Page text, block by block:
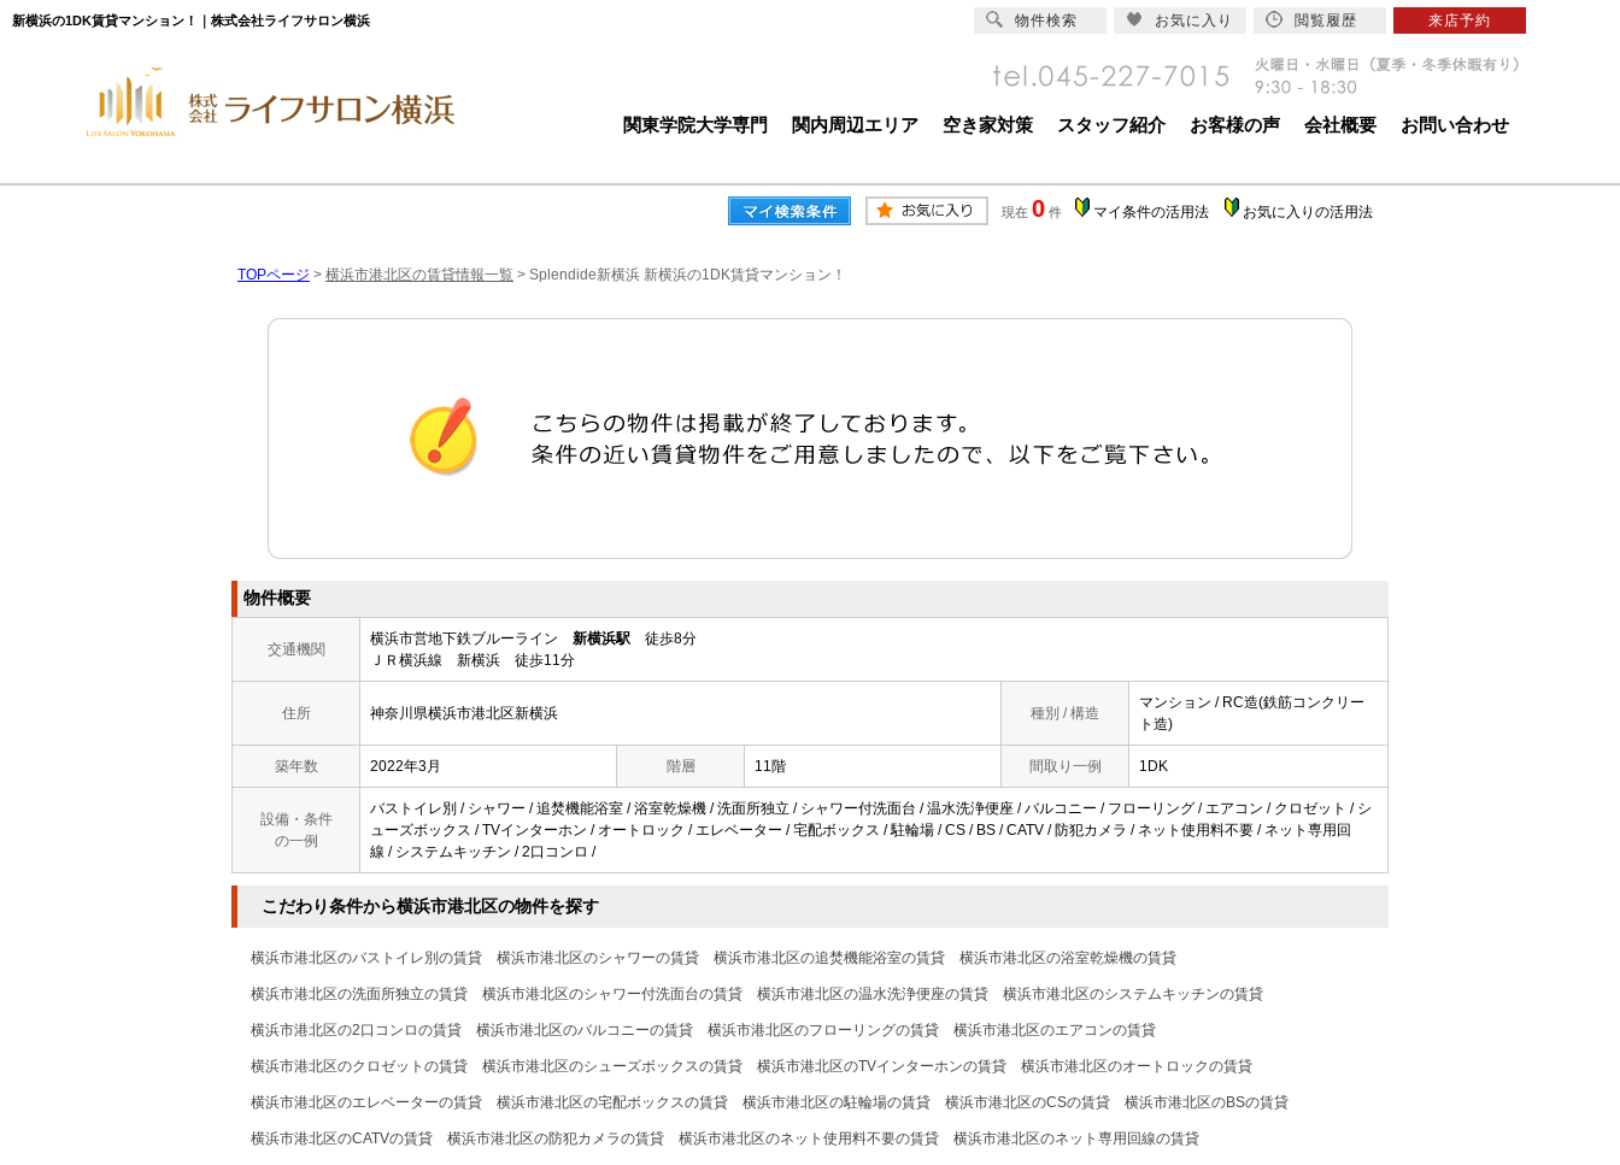
新横浜の1DK賃貸マンション！｜株式会社ライフサロン横浜
関東学院大学専門 関内周辺エリア 空き家対策 スタッフ紹介 お客様の声 会社概要 お問い合わせ
現在 0 件 マイ条件の活用法 お気に入りの活用法
TOPページ > 横浜市港北区の賃貸情報一覧 > Splendide新横浜 新横浜の1DK賃貸マンション！
物件概要
交通機関
横浜市営地下鉄ブルーライン 新横浜駅 徒歩8分
ＪＲ横浜線 新横浜 徒歩11分
住所 神奈川県横浜市港北区新横浜 種別 / 構造
マンション / RC造(鉄筋コンクリー
ト造)
築年数 2022年3月 階層 11階 間取り一例 1DK
設備・条件
の一例
バストイレ別 / シャワー / 追焚機能浴室 / 浴室乾燥機 / 洗面所独立 / シャワー付洗面台 / 温水洗浄便座 / バルコニー / フローリング / エアコン / クロゼット / シ
ューズボックス / TVインターホン / オートロック / エレベーター / 宅配ボックス / 駐輪場 / CS / BS / CATV / 防犯カメラ / ネット使用料不要 / ネット専用回
線 / システムキッチン / 2口コンロ /
こだわり条件から横浜市港北区の物件を探す
横浜市港北区のバストイレ別の賃貸 横浜市港北区のシャワーの賃貸 横浜市港北区の追焚機能浴室の賃貸 横浜市港北区の浴室乾燥機の賃貸
横浜市港北区の洗面所独立の賃貸 横浜市港北区のシャワー付洗面台の賃貸 横浜市港北区の温水洗浄便座の賃貸 横浜市港北区のシステムキッチンの賃貸
横浜市港北区の2口コンロの賃貸 横浜市港北区のバルコニーの賃貸 横浜市港北区のフローリングの賃貸 横浜市港北区のエアコンの賃貸
横浜市港北区のクロゼットの賃貸 横浜市港北区のシューズボックスの賃貸 横浜市港北区のTVインターホンの賃貸 横浜市港北区のオートロックの賃貸
横浜市港北区のエレベーターの賃貸 横浜市港北区の宅配ボックスの賃貸 横浜市港北区の駐輪場の賃貸 横浜市港北区のCSの賃貸 横浜市港北区のBSの賃貸
横浜市港北区のCATVの賃貸 横浜市港北区の防犯カメラの賃貸 横浜市港北区のネット使用料不要の賃貸 横浜市港北区のネット専用回線の賃貸
物件検索 お気に入り 閲覧履歴 来店予約